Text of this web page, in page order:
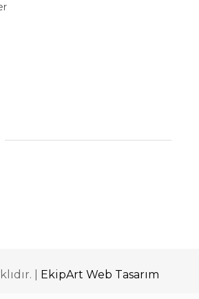
| EkipArt Web Tasarım